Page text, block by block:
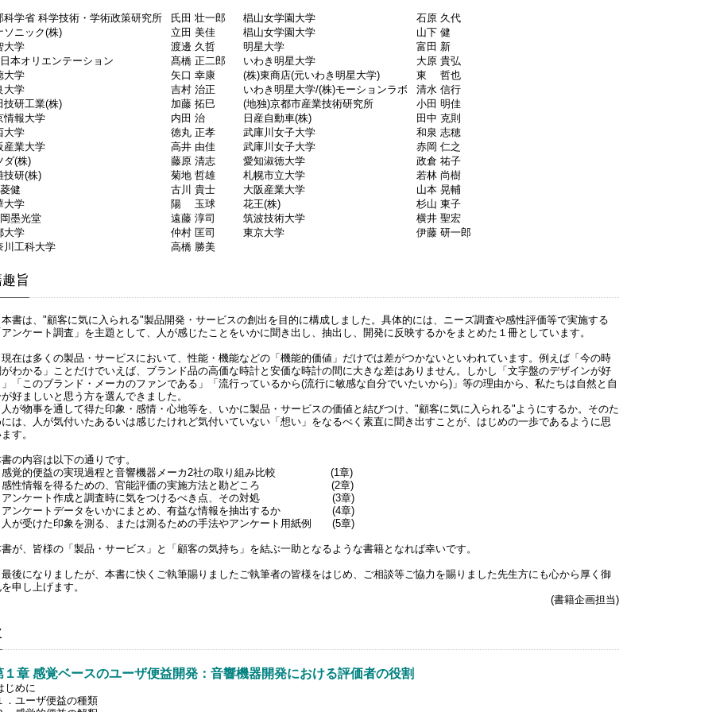
科学省 科学技術・学術政策研究所 氏田 壮一郎 椙山女学園大学
石原 久代
ソニック(株)
立田 美佳 椙山女学園大学
山下 健
大学
渡邊 久哲 明星大学
富田 新
本オリエンテーション
髙橋 正二郎 いわき明星大学
大原 貴弘
大学
矢口 幸康 (株)東商店(元いわき明星大学)
東 哲也
大学
吉村 治正 いわき明星大学/(株)モーションラボ
清水 信行
技研工業(株)
加藤 拓巳 (地独)京都市産業技術研究所
小田 明佳
情報大学
内田 治 日産自動車(株)
田中 克則
大学
徳丸 正孝 武庫川女子大学
和泉 志穂
産業大学
高井 由佳 武庫川女子大学
赤岡 仁之
ダ(株)
藤原 清志 愛知淑徳大学
政倉 祐子
技研(株)
菊地 哲雄 札幌市立大学
若林 尚樹
健
古川 貴士 大阪産業大学
山本 晃輔
大学
陽 玉球 花王(株)
杉山 東子
墨光堂
遠藤 淳司 筑波技術大学
横井 聖宏
大学
仲村 匡司 東京大学
伊藤 研一郎
川工科大学
高橋 勝美
旨
書は、"顧客に気に入られる"製品開発・サービスの創出を目的に構成しました。具体的には、ニーズ調査や感性評価等で実施する
ンケート調査」を主題として、人が感じたことをいかに聞き出し、抽出し、開発に反映するかをまとめた１冊としています。
在は多くの製品・サービスにおいて、性能・機能などの「機能的価値」だけでは差がつかないといわれています。例えば「今の時
わかる」ことだけでいえば、ブランド品の高価な時計と安価な時計の間に大きな差はありません。しかし「文字盤のデザインが好
「このブランド・メーカのファンである」「流行っているから(流行に敏感な自分でいたいから)」等の理由から、私たちは自然と自
好ましいと思う方を選んできました。
が物事を通して得た印象・感情・心地等を、いかに製品・サービスの価値と結びつけ、"顧客に気に入られる"ようにするか。そのた
は、人が気付いたあるいは感じたけれど気付いていない「想い」をなるべく素直に聞き出すことが、はじめの一歩であるように思
す。
の内容は以下の通りです。
感覚的便益の実現過程と音響機器メーカ2社の取り組み比較 (1章)
感性情報を得るための、官能評価の実施方法と勘どころ (2章)
アンケート作成と調査時に気をつけるべき点、その対処 (3章)
アンケートデータをいかにまとめ、有益な情報を抽出するか (4章)
人が受けた印象を測る、または測るための手法やアンケート用紙例 (5章)
が、皆様の「製品・サービス」と「顧客の気持ち」を結ぶ一助となるような書籍となれば幸いです。
後になりましたが、本書に快くご執筆賜りましたご執筆者の皆様をはじめ、ご相談等ご協力を賜りました先生方にも心から厚く御
申し上げます。
(書籍企画担当)
１章 感覚ベースのユーザ便益開発：音響機器開発における評価者の役割
じめに
．ユーザ便益の種類